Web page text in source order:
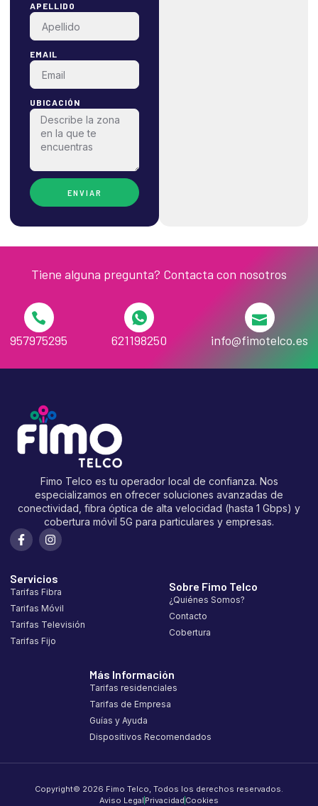
APELLIDO
EMAIL
UBICACIÓN
ENVIAR
Tiene alguna pregunta? Contacta con nosotros
957975295 621198250 info@fimotelco.es
Fimo Telco es tu operador local de confianza. Nos
especializamos en ofrecer soluciones avanzadas de
conectividad, fibra óptica de alta velocidad (hasta 1 Gbps) y
cobertura móvil 5G para particulares y empresas.
Servicios
Tarifas Fibra
Tarifas Móvil
Tarifas Televisión
Tarifas Fijo
Sobre Fimo Telco
¿Quiénes Somos?
Contacto
Cobertura
Más Información
Tarifas residenciales
Tarifas de Empresa
Guías y Ayuda
Dispositivos Recomendados
Copyright© 2026 Fimo Telco, Todos los derechos reservados.
Aviso Legal Privacidad Cookies